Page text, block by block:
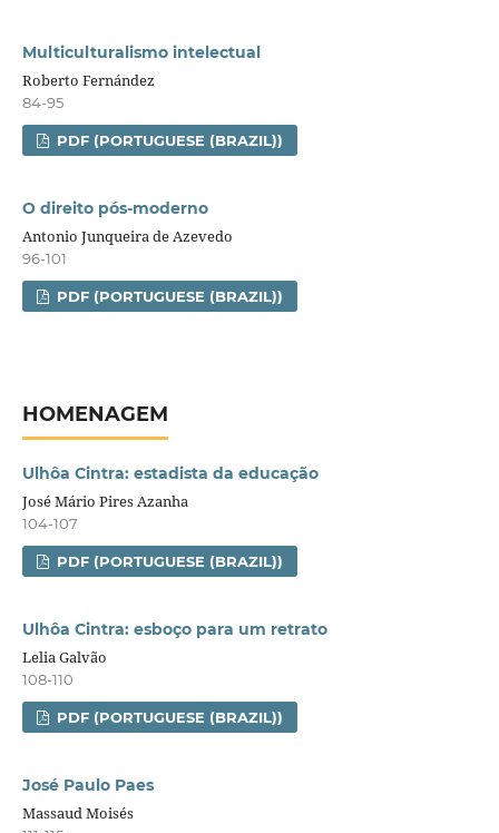
Multiculturalismo intelectual
Roberto Fernández
84-95
PDF (PORTUGUESE (BRAZIL))
O direito pós-moderno
Antonio Junqueira de Azevedo
96-101
PDF (PORTUGUESE (BRAZIL))
HOMENAGEM
Ulhôa Cintra: estadista da educação
José Mário Pires Azanha
104-107
PDF (PORTUGUESE (BRAZIL))
Ulhôa Cintra: esboço para um retrato
Lelia Galvão
108-110
PDF (PORTUGUESE (BRAZIL))
José Paulo Paes
Massaud Moisés